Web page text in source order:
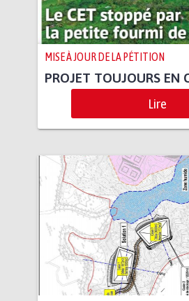
MISE À JOUR DE LA PÉTITION
PROJET TOUJOURS EN
Lire